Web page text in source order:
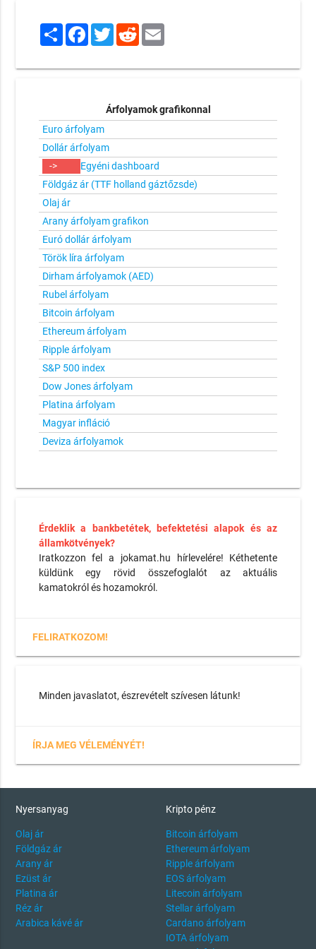
ShareFacebook
TwitterRedditEmail
Árfolyamok grafikonnal
Euro árfolyam
Dollár árfolyam
->
Egyéni dashboard
Földgáz ár (TTF holland gáztőzsde)
Olaj ár
Arany árfolyam grafikon
Euró dollár árfolyam
Török líra árfolyam
Dirham árfolyamok (AED)
Rubel árfolyam
Bitcoin árfolyam
Ethereum árfolyam
Ripple árfolyam
S&P 500 index
Dow Jones árfolyam
Platina árfolyam
Magyar infláció
Deviza árfolyamok
Érdeklik a bankbetétek, befektetési alapok és az
államkötvények?
Iratkozzon fel a jokamat.hu hírlevelére! Kéthetente
küldünk egy rövid összefoglalót az aktuális
kamatokról és hozamokról.
FELIRATKOZOM!
Minden javaslatot, észrevételt szívesen látunk!
ÍRJA MEG VÉLEMÉNYÉT!
Nyersanyag
Olaj ár
Földgáz ár
Arany ár
Ezüst ár
Platina ár
Réz ár
Arabica kávé ár
Kripto pénz
Bitcoin árfolyam
Ethereum árfolyam
Ripple árfolyam
EOS árfolyam
Litecoin árfolyam
Stellar árfolyam
Cardano árfolyam
IOTA árfolyam